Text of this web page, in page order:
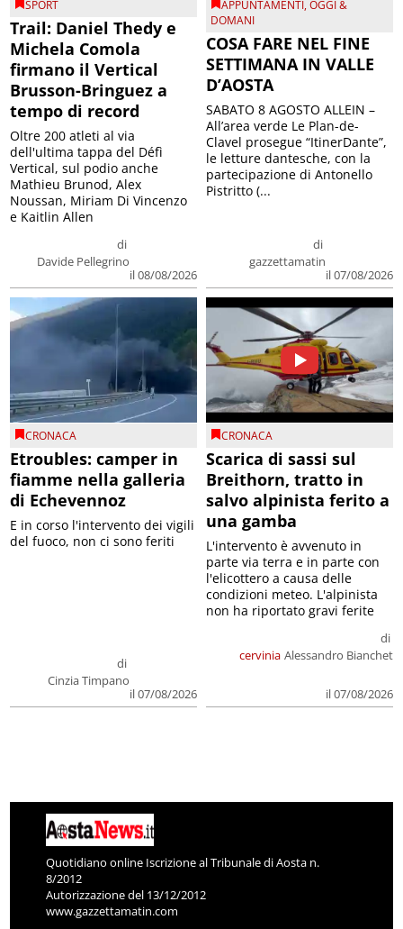
SPORT
Trail: Daniel Thedy e
Michela Comola
firmano il Vertical
Brusson-Bringuez a
tempo di record
di
Davide Pellegrino
il 08/08/2026
Oltre 200 atleti al via
dell'ultima tappa del Défì
Vertical, sul podio anche
Mathieu Brunod, Alex
Noussan, Miriam Di Vincenzo
e Kaitlin Allen
APPUNTAMENTI,OGGI &
DOMANI
COSA FARE NEL FINE
SETTIMANA IN VALLE
D’AOSTA
di
gazzettamatin
il 07/08/2026
SABATO 8 AGOSTO ALLEIN –
All’area verde Le Plan-de-
Clavel prosegue “ItinerDante”,
le letture dantesche, con la
partecipazione di Antonello
Pistritto (...
CRONACA
Etroubles: camper in
fiamme nella galleria
di Echevennoz
di
Cinzia Timpano
il 07/08/2026
E in corso l'intervento dei vigili
del fuoco, non ci sono feriti
CRONACA
Scarica di sassi sul
Breithorn, tratto in
salvo alpinista ferito a
una gamba
cervinia
di
Alessandro Bianchet
il 07/08/2026
L'intervento è avvenuto in
parte via terra e in parte con
l'elicottero a causa delle
condizioni meteo. L'alpinista
non ha riportato gravi ferite
Quotidiano online Iscrizione al Tribunale di Aosta n.
8/2012
Autorizzazione del 13/12/2012
www.gazzettamatin.com